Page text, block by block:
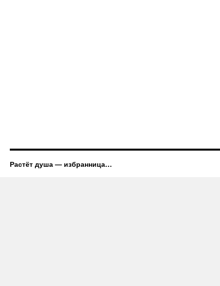
Растёт душа — избранница…